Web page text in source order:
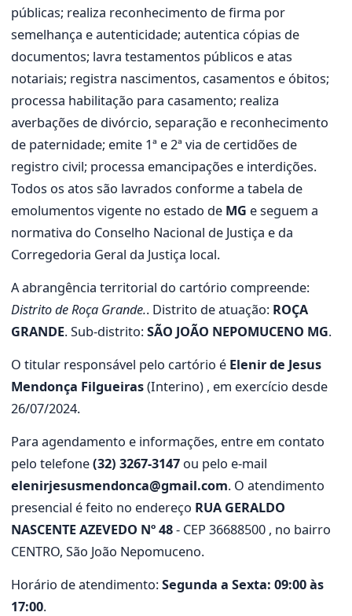
públicas; realiza reconhecimento de firma por
semelhança e autenticidade; autentica cópias de
documentos; lavra testamentos públicos e atas
notariais; registra nascimentos, casamentos e óbitos;
processa habilitação para casamento; realiza
averbações de divórcio, separação e reconhecimento
de paternidade; emite 1ª e 2ª via de certidões de
registro civil; processa emancipações e interdições.
Todos os atos são lavrados conforme a tabela de
emolumentos vigente no estado de MG e seguem a
normativa do Conselho Nacional de Justiça e da
Corregedoria Geral da Justiça local.
A abrangência territorial do cartório compreende:
Distrito de Roça Grande.. Distrito de atuação: ROÇA
GRANDE. Sub-distrito:SÃO JOÃO NEPOMUCENO MG.
O titular responsável pelo cartório é Elenir de Jesus
Mendonça Filgueiras(Interino) , em exercício desde
26/07/2024.
Para agendamento e informações, entre em contato
pelo telefone(32) 3267-3147 ou pelo e-mail
elenirjesusmendonca@gmail.com. O atendimento
presencial é feito no endereço RUA GERALDO
NASCENTE AZEVEDO Nº 48- CEP 36688500 , no bairro
CENTRO, São João Nepomuceno.
Horário de atendimento:Segunda a Sexta: 09:00 às
17:00.